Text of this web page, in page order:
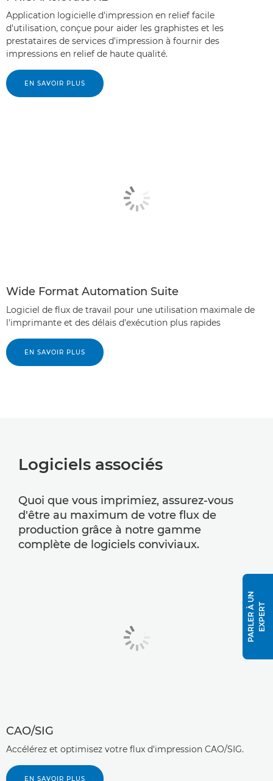
Application logicielle d'impression en relief facile
d'utilisation, conçue pour aider les graphistes et les
prestataires de services d'impression à fournir des
impressions en relief de haute qualité.
EN SAVOIR PLUS
Wide Format Automation Suite
Logiciel de flux de travail pour une utilisation maximale de
l'imprimante et des délais d'exécution plus rapides
EN SAVOIR PLUS
Logiciels associés
Quoi que vous imprimiez, assurez-vous
d'être au maximum de votre flux de
production grâce à notre gamme
complète de logiciels conviviaux.
CAO/SIG
Accélérez et optimisez votre flux d'impression CAO/SIG.
EN SAVOIR PLUS
P
A
R
L
E
R
À
U
N
E
X
P
E
RT